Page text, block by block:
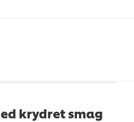
krydret smag